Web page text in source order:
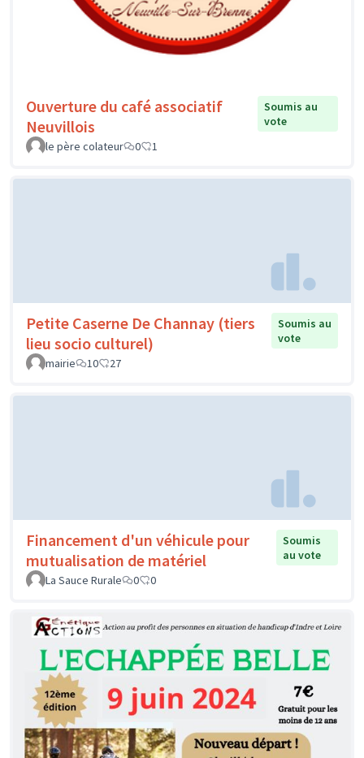
Ouverture du café associatif
Neuvillois
Soumis au
vote
le père colateur
0 1
Petite Caserne De Channay (tiers
lieu socio culturel)
Soumis au
vote
mairie
10 27
Financement d'un véhicule pour
mutualisation de matériel
Soumis
au vote
La Sauce Rurale
0 0